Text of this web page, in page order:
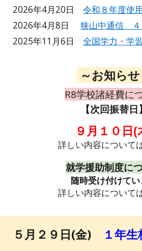
2026年4月20日令和８年度使
2026年4月8日
狭山中通信
2025年11月6日全国学力・学
～お知らせ
R8学校諸経費に
【次回振替日】
９月１０日(
詳しい内容について
就学援助制度に
随時受け付けて
詳しい内容について
５月２９日(金) １年生